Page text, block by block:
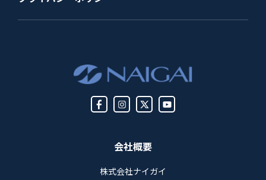
会社概要
株式会社ナイガイ